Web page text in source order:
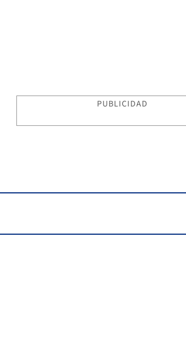
PUBLICIDAD